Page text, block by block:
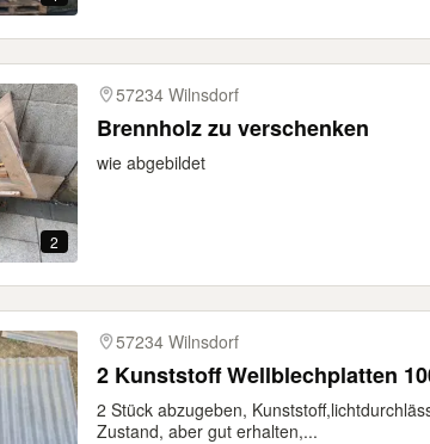
2
57234 Wilnsdorf
Brennholz zu verschenken
wie abgebildet
57234 Wilnsdorf
2 Kunststoff Wellblechplatten
2 Stück abzugeben,
Zustand, aber gut erhalten,...